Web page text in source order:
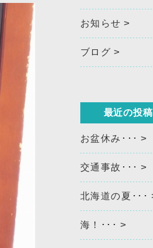
お知らせ
ブログ
最近の投稿
お盆休み･･･
交通事故･･･
北海道の夏･･･
海！･･･